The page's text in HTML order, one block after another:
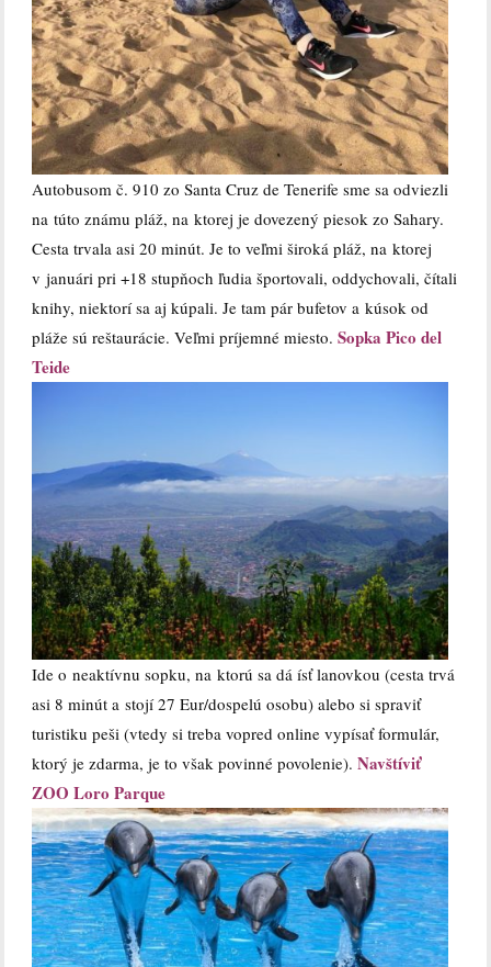
Autobusom č. 910 zo Santa Cruz de Tenerife sme sa odviezli
na túto známu pláž, na ktorej je dovezený piesok zo Sahary.
Cesta trvala asi 20 minút. Je to veľmi široká pláž, na ktorej
v januári pri +18 stupňoch ľudia športovali, oddychovali, čítali
knihy, niektorí sa aj kúpali. Je tam pár bufetov a kúsok od
pláže sú reštaurácie. Veľmi príjemné miesto.Sopka Pico del
Teide
Ide o neaktívnu sopku, na ktorú sa dá ísť lanovkou (cesta trvá
asi 8 minút a stojí 27 Eur/dospelú osobu) alebo si spraviť
turistiku peši (vtedy si treba vopred online vypísať formulár,
ktorý je zdarma, je to však povinné povolenie).Navštíviť
ZOO Loro Parque